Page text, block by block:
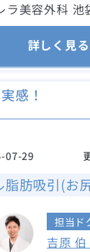
ラ美容外科 池
詳しく見る
感！
07-29
脂肪吸引(お
担当ド
吉原